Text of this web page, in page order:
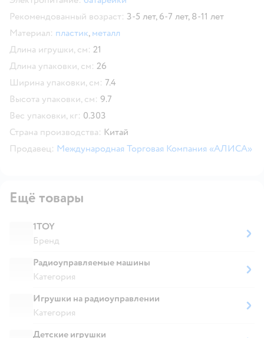
Рекомендованный возраст: 3-5 лет, 6-7 лет, 8-11 лет
Материал: пластик, металл
Длина игрушки, см: 21
Длина упаковки, см: 26
Ширина упаковки, см: 7.4
Высота упаковки, см: 9.7
Вес упаковки, кг: 0.303
Страна производства: Китай
Продавец: Международная Торговая Компания «АЛИСА»
Ещё товары
1TOY
Бренд
Радиоуправляемые машины
Категория
Игрушки на радиоуправлении
Категория
Детские игрушки